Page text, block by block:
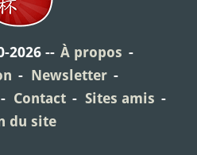
2026
À propos
Newsletter
Contact
Sites amis
du site